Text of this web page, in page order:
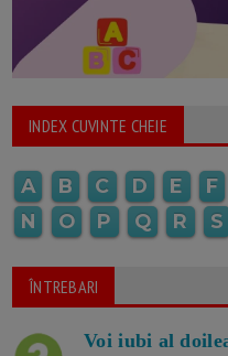
INDEX CUVINTE CHEIE
A B C D E F
N
O P Q R S
ÎNTREBARI
Voi iubi al